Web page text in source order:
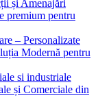
și Amenajări
premium pentru
– Personalizate
Modernă pentru
si industriale
și Comerciale din